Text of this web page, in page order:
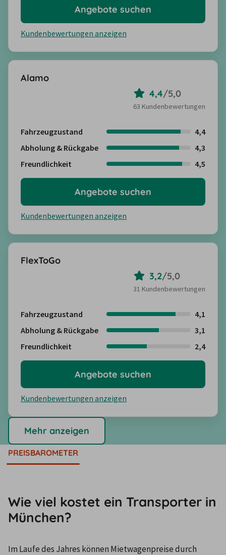
Kundenbewertungen anzeigen
Angebote suchen
Alamo
4,4/5,0
63 Kundenbewertungen
Fahrzeugzustand
4,4
Abholung & Rückgabe
4,3
Freundlichkeit
4,5
Kundenbewertungen anzeigen
Angebote suchen
FlexToGo
3,2/5,0
31 Kundenbewertungen
Fahrzeugzustand
4,1
Abholung & Rückgabe
3,1
Freundlichkeit
2,4
Kundenbewertungen anzeigen
Angebote suchen
Mehr anzeigen
PREISBAROMETER
Wie viel kostet ein Transporter in
München?
Im Laufe des Jahres können Mietwagenpreise durch